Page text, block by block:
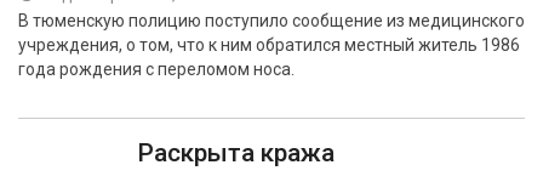
В тюменскую полицию поступило сообщение из медицинского
учреждения, о том, что к ним обратился местный житель 1986
года рождения с переломом носа.
Раскрыта кража